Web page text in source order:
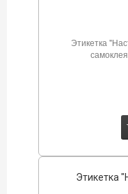
Этикетка
Этикетка